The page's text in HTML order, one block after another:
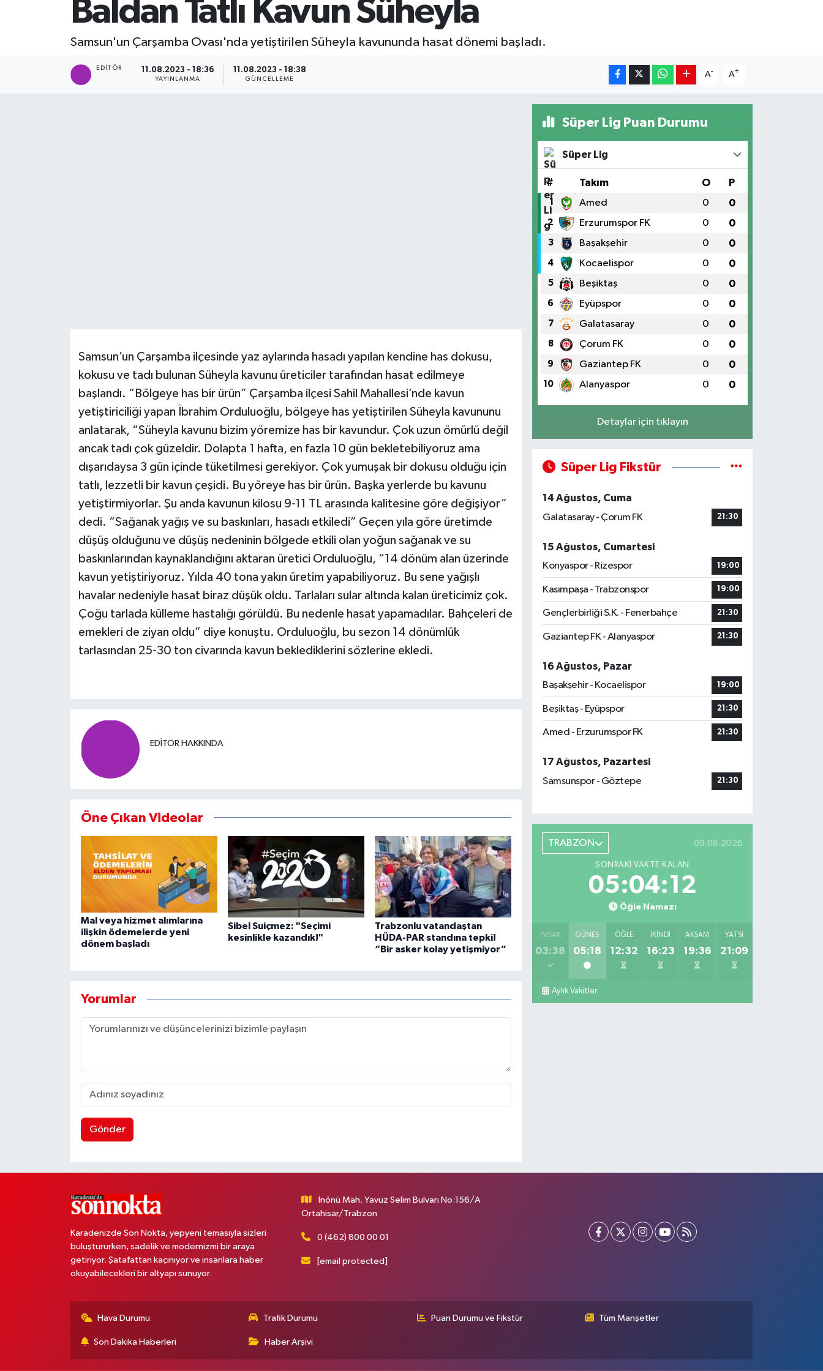
Baldan Tatlı Kavun Süheyla
Samsun'un Çarşamba Ovası'nda yetiştirilen Süheyla kavununda hasat dönemi başladı.
EDITÖR 11.08.2023 - 18:36
YAYINLANMA
11.08.2023 - 18:38
GÜNCELLEME
A- A+
Samsun’un Çarşamba ilçesinde yaz aylarında hasadı yapılan kendine has dokusu,
kokusu ve tadı bulunan Süheyla kavunu üreticiler tarafından hasat edilmeye
başlandı. “Bölgeye has bir ürün” Çarşamba ilçesi Sahil Mahallesi’nde kavun
yetiştiriciliği yapan İbrahim Orduluoğlu, bölgeye has yetiştirilen Süheyla kavununu
anlatarak, “Süheyla kavunu bizim yöremize has bir kavundur. Çok uzun ömürlü değil
ancak tadı çok güzeldir. Dolapta 1 hafta, en fazla 10 gün bekletebiliyoruz ama
dışarıdaysa 3 gün içinde tüketilmesi gerekiyor. Çok yumuşak bir dokusu olduğu için
tatlı, lezzetli bir kavun çeşidi. Bu yöreye has bir ürün. Başka yerlerde bu kavunu
yetiştirmiyorlar. Şu anda kavunun kilosu 9-11 TL arasında kalitesine göre değişiyor”
dedi. “Sağanak yağış ve su baskınları, hasadı etkiledi” Geçen yıla göre üretimde
düşüş olduğunu ve düşüş nedeninin bölgede etkili olan yoğun sağanak ve su
baskınlarından kaynaklandığını aktaran üretici Orduluoğlu, “14 dönüm alan üzerinde
kavun yetiştiriyoruz. Yılda 40 tona yakın üretim yapabiliyoruz. Bu sene yağışlı
havalar nedeniyle hasat biraz düşük oldu. Tarlaları sular altında kalan üreticimiz çok.
Çoğu tarlada külleme hastalığı görüldü. Bu nedenle hasat yapamadılar. Bahçeleri de
emekleri de ziyan oldu” diye konuştu. Orduluoğlu, bu sezon 14 dönümlük
tarlasından 25-30 ton civarında kavun beklediklerini sözlerine ekledi.
EDITÖR HAKKINDA
Öne Çıkan Videolar
Mal veya hizmet alımlarına
ilişkin ödemelerde yeni
dönem başladı
Sibel Suiçmez: "Seçimi
kesinlikle kazandık!"
Trabzonlu vatandaştan
HÜDA-PAR standına tepki!
“Bir asker kolay yetişmiyor”
Yorumlar
Gönder
Süper Lig Puan Durumu
Süper Lig
# Takım O P
1 Amed 0 0
2 Erzurumspor FK 0 0
3 Başakşehir 0 0
4 Kocaelispor 0 0
5 Beşiktaş 0 0
6 Eyüpspor 0 0
7 Galatasaray 0 0
8 Çorum FK 0 0
9 Gaziantep FK 0 0
10 Alanyaspor 0 0
Detaylar için tıklayın
Süper Lig Fikstür
14 Ağustos, Cuma
Galatasaray - Çorum FK
21:30
15 Ağustos, Cumartesi
Konyaspor - Rizespor
19:00
Kasımpaşa - Trabzonspor 19:00
Gençlerbirliği S.K. - Fenerbahçe 21:30
Gaziantep FK - Alanyaspor 21:30
16 Ağustos, Pazar
Başakşehir - Kocaelispor
19:00
Beşiktaş - Eyüpspor 21:30
Amed - Erzurumspor FK 21:30
17 Ağustos, Pazartesi
Samsunspor - Göztepe
21:30
TRABZON 09.08.2026
SONRAKI VAKTE KALAN
05:04:11
Öğle Namazı
İMSAK
03:38
GÜNEŞ
05:18
ÖĞLE
12:32
İKINDI
16:23
AKŞAM
19:36
YATSI
21:09
Aylık Vakitler
Karadenizde Son Nokta, yepyeni temasıyla sizleri
buluştururken, sadelik ve modernizmi bir araya
getiriyor. Şatafattan kaçınıyor ve insanlara haber
okuyabilecekleri bir altyapı sunuyor.
İnönü Mah. Yavuz Selim Bulvarı No:156/A
Ortahisar/Trabzon
0 (462) 800 00 01
[email protected]
Hava Durumu Trafik Durumu Puan Durumu ve Fikstür Tüm Manşetler
Son Dakika Haberleri Haber Arşivi
SİYASET
TRABZON